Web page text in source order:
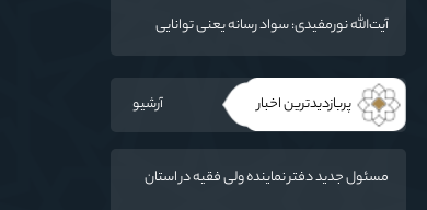
می‌نشیند
آیت‌الله نورمفیدی: سواد رسانه یعنی توانایی
پربازدیدترین اخبار آرشیو
مسئول جدید دفتر نماینده ولی فقیه در استان